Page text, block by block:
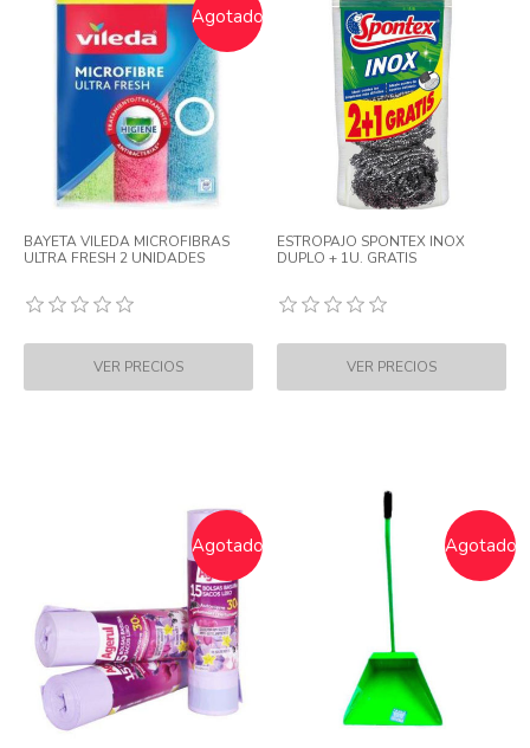
Agotado
BAYETA VILEDA MICROFIBRAS
ULTRA FRESH 2 UNIDADES
ESTROPAJO SPONTEX INOX
DUPLO + 1U. GRATIS
Agotado Agotado